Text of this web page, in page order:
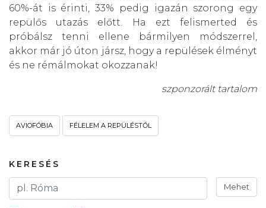
60%-át is érinti, 33% pedig igazán szorong egy
repülős utazás előtt. Ha ezt felismerted és
próbálsz tenni ellene bármilyen módszerrel,
akkor már jó úton jársz, hogy a repülések élményt
és ne rémálmokat okozzanak!
szponzorált tartalom
AVIOFÓBIA FÉLELEM A REPÜLÉSTŐL
KERESÉS
Mehet